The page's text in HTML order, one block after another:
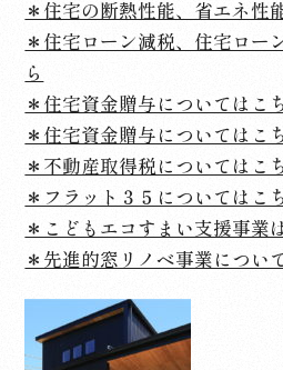
＊住宅の断熱性能、省エネ性
＊住宅ローン減税、住宅ロー
ら
＊住宅資金贈与についてはこ
＊住宅資金贈与についてはこ
＊不動産取得税についてはこ
＊フラット３５についてはこ
＊こどもエコすまい支援事業
＊先進的窓リノベ事業につい